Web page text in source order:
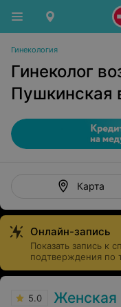
Гинекология
Гинеколог
Пушкинская
Карта
Онлайн-запись
Показать запись к
подтверждения по
5.0 Женская